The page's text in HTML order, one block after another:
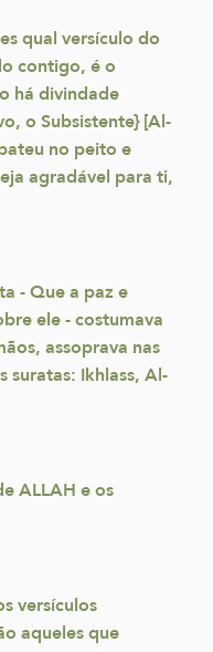
qual versículo do
contigo, é o
há divindade
o Subsistente} [Al-
no peito e
agradável para ti,
- Que a paz e
ele - costumava
assoprava nas
suratas: Ikhlass, Al-
ALLAH e os
versículos
aqueles que